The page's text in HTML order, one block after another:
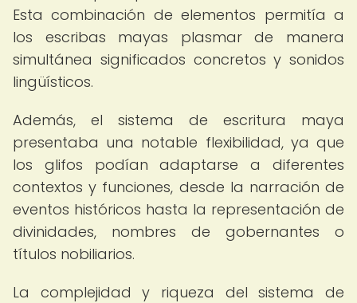
Esta combinación de elementos permitía a
los escribas mayas plasmar de manera
simultánea significados concretos y sonidos
lingüísticos.
Además, el sistema de escritura maya
presentaba una notable flexibilidad, ya que
los glifos podían adaptarse a diferentes
contextos y funciones, desde la narración de
eventos históricos hasta la representación de
divinidades, nombres de gobernantes o
títulos nobiliarios.
La complejidad y riqueza del sistema de